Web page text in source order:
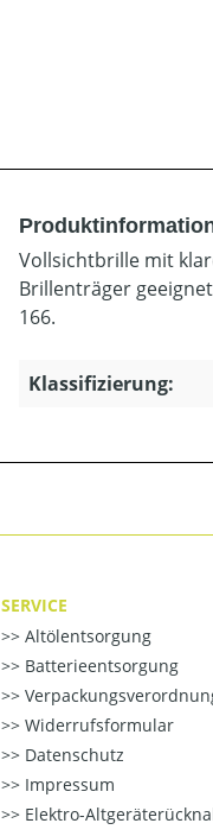
Vollsichtbrille mit
Brillenträger
166.
Klassifizierung:
SERVICE
Altölentsorgung
Batterieentsorgung
Widerrufsformular
Datenschutz
Impressum
Elektro-